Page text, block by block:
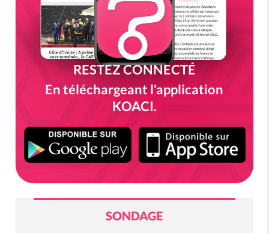
RESTEZ CONNECTÉ
En téléchargeant l'application
KOACI.
SONDAGE